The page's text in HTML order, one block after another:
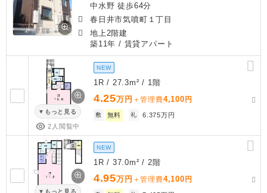
中水野 徒歩64分
春日井市気噴町１丁目
地上2階建
築11年 / 賃貸アパート
もっと見る
2人閲覧中
NEW
1R / 27.3m² / 1階
4.25万円 ＋管理費4,100 円
敷 無料 礼 6.375万円
もっと見る
NEW
1R / 37.0m² / 2階
4.95万円 ＋管理費4,100 円